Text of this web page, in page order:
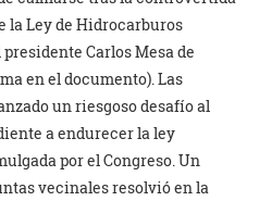
la Ley de Hidrocarburos
Carlos Mesa de
en el documento). Las
un riesgoso desafío al
a endurecer la ley
por el Congreso. Un
vecinales resolvió en la